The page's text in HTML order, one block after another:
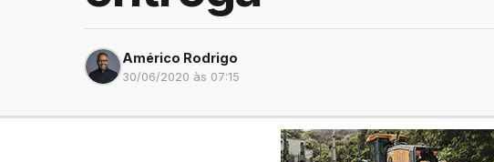
Américo Rodrigo
30/06/2020 às 07:15